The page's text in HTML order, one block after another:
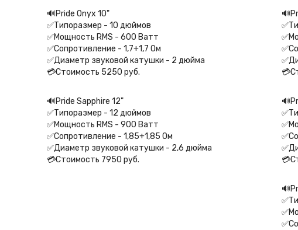
🔊Pride Onyx 10"⁣⁣⠀
✅Типоразмер - 10 дюймов ⁣⁣⠀
✅Мощность RMS - 600 Ватт ⁣⁣⠀
✅Сопротивление - 1,7+1,7 Ом ⁣⁣⠀
✅Диаметр звуковой катушки - 2 дюйма ⁣⁣⠀
💳Стоимость 5250 руб.⁣⁣⠀
🔊Pride Sapphire 12"⁣⁣⠀
✅Типоразмер - 12 дюймов ⁣⁣⠀
✅Мощность RMS - 900 Ватт ⁣⁣⠀
✅Сопротивление - 1,85+1,85 Ом ⁣⁣⠀
✅Диаметр звуковой катушки - 2,6 дюйма ⁣⁣⠀
💳Стоимость 7950 руб.⁣⁣